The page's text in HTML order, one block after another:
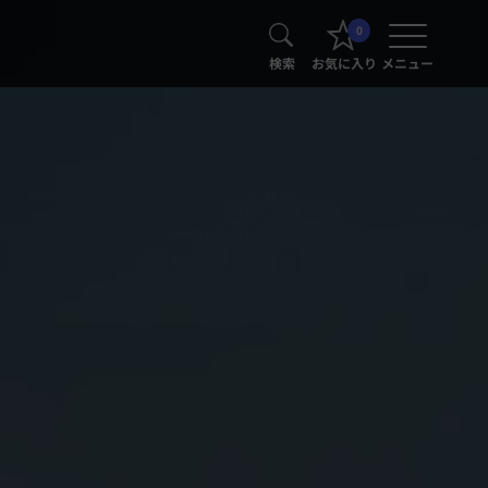
検索
0
お気に入り メニュー